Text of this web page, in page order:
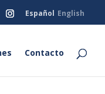
Español English
Contacto